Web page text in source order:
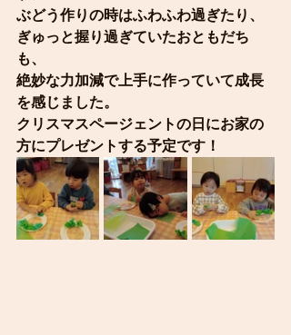
ぶどう作りの時はふわふわ過ぎたり、
ぎゅっと握り過ぎていたおともだち
も、
絶妙な力加減で上手に作っていて成長
を感じました。
クリスマスページェントの日にお家の
方にプレゼントする予定です！